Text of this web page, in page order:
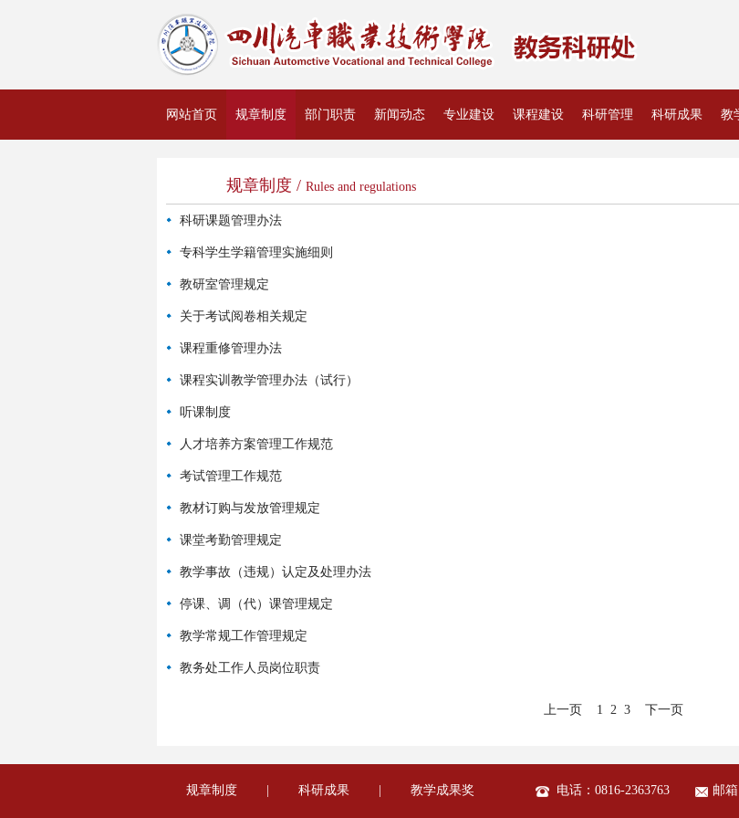
网站首页 规章制度 部门职责 新闻动态 专业建设 课程建设 科研管理 科研成果 教
规章制度 / Rules and regulations
科研课题管理办法
专科学生学籍管理实施细则
教研室管理规定
关于考试阅卷相关规定
课程重修管理办法
课程实训教学管理办法（试行）
听课制度
人才培养方案管理工作规范
考试管理工作规范
教材订购与发放管理规定
课堂考勤管理规定
教学事故（违规）认定及处理办法
停课、调（代）课管理规定
教学常规工作管理规定
教务处工作人员岗位职责
上一页 1 2 3 下一页
规章制度 科研成果 教学成果奖 电话：0816-2363763 邮